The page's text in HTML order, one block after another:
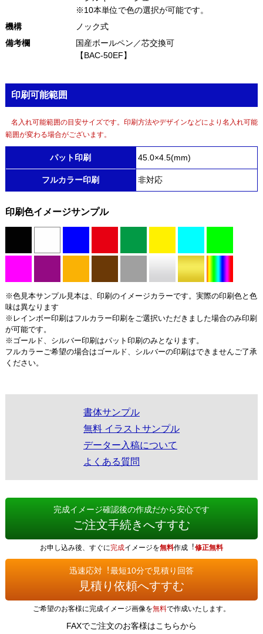
※10本単位で色の選択が可能です。
機構
ノック式
備考欄
国産ボールペン／芯交換可
【BAC-50EF】
印刷可能範囲
名入れ可能範囲の目安サイズです。印刷方法やデザインなどにより名入れ可能
範囲が変わる場合がございます。
パット印刷 45.0×4.5(mm)
フルカラー印刷 非対応
印刷色イメージサンプル
※色見本サンプル見本は、印刷のイメージカラーです。実際の印刷色と色
味は異なります
※レインボー印刷はフルカラー印刷をご選択いただきました場合のみ印刷
が可能です。
※ゴールド、シルバー印刷はパット印刷のみとなります。
フルカラーご希望の場合はゴールド、シルバーの印刷はできませんご了承
ください。
書体サンプル
無料 イラストサンプル
データー入稿について
よくある質問
完成イメージ確認後の作成だから安心です
ご注文手続きへすすむ
お申し込み後、すぐに完成イメージを無料作成︕修正無料
迅速応対︕最短10分で見積り回答
見積り依頼へすすむ
ご希望のお客様に完成イメージ画像を無料で作成いたします。
FAXでご注文のお客様はこちらから